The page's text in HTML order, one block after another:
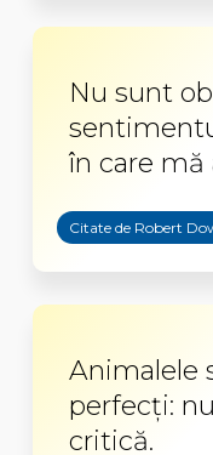
Nu sunt
în care mă
Citate de Robert
Animalele
perfecți:
critică.